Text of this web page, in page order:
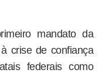
mandato da
crise de confiança
federais como